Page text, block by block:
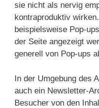
sie nicht als nervig
kontraproduktiv
beispielsweise Pop-
der Seite angezeigt
generell von Pop-ups
In der Umgebung des
auch ein Newsletter-
Besucher von den